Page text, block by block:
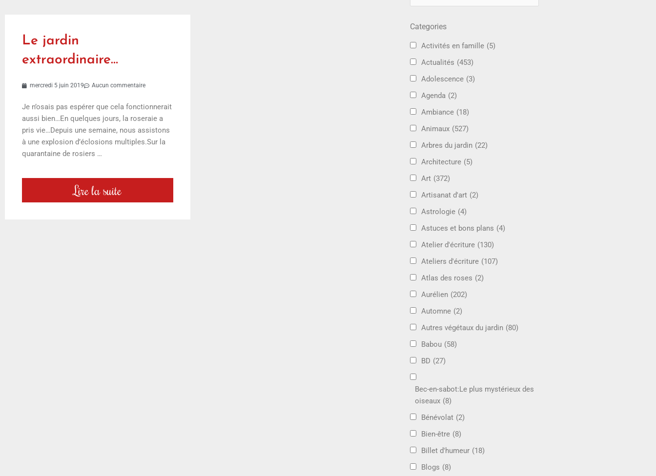
Le jardin
extraordinaire…
mercredi 5 juin 2019 Aucun commentaire
Je n’osais pas espérer que cela fonctionnerait
aussi bien…En quelques jours, la roseraie a
pris vie…Depuis une semaine, nous assistons
à une explosion d’éclosions multiples.Sur la
quarantaine de rosiers …
Lire la suite
Categories
Activités en famille (5)
Actualités (453)
Adolescence (3)
Agenda (2)
Ambiance (18)
Animaux (527)
Arbres du jardin (22)
Architecture (5)
Art (372)
Artisanat d'art (2)
Astrologie (4)
Astuces et bons plans (4)
Atelier d'écriture (130)
Ateliers d'écriture (107)
Atlas des roses (2)
Aurélien (202)
Automne (2)
Autres végétaux du jardin (80)
Babou (58)
BD (27)
Bec-en-sabot:Le plus mystérieux des
oiseaux (8)
Bénévolat (2)
Bien-être (8)
Billet d'humeur (18)
Blogs (8)